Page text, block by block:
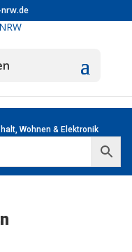
Wohnen & Elektronik